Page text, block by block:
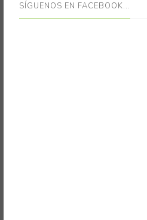
SÍGUENOS EN FACEBOOK...